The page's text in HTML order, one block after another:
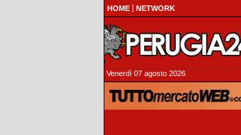
HOME NETWORK
Venerdì 07 agosto 2026